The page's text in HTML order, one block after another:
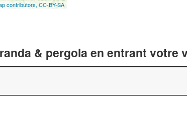
contributors, CC-BY-SA
& pergola en entrant